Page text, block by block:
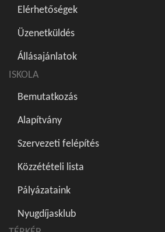
Elérhetőségek
Üzenetküldés
Állásajánlatok
ISKOLA
Bemutatkozás
Alapítvány
Szervezeti felépítés
Közzétételi lista
Pályázataink
Nyugdíjasklub